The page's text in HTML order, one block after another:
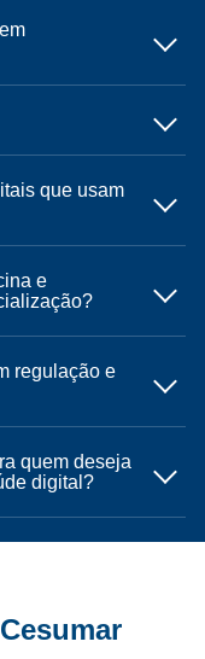
que usam
e
regulação e
quem deseja
digital?